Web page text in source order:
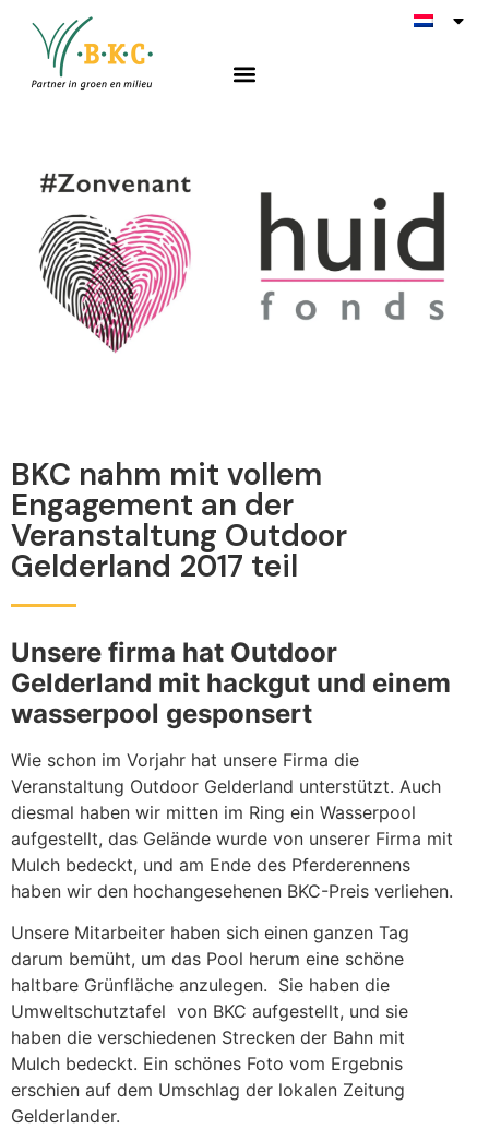
BKC nahm mit vollem
Engagement an der
Veranstaltung Outdoor
Gelderland 2017 teil
Unsere firma hat Outdoor
Gelderland mit hackgut und einem
wasserpool gesponsert
Wie schon im Vorjahr hat unsere Firma die
Veranstaltung Outdoor Gelderland unterstützt. Auch
diesmal haben wir mitten im Ring ein Wasserpool
aufgestellt, das Gelände wurde von unserer Firma mit
Mulch bedeckt, und am Ende des Pferderennens
haben wir den hochangesehenen BKC-Preis verliehen.
Unsere Mitarbeiter haben sich einen ganzen Tag
darum bemüht, um das Pool herum eine schöne
haltbare Grünfläche anzulegen. Sie haben die
Umweltschutztafel von BKC aufgestellt, und sie
haben die verschiedenen Strecken der Bahn mit
Mulch bedeckt. Ein schönes Foto vom Ergebnis
erschien auf dem Umschlag der lokalen Zeitung
Gelderlander.